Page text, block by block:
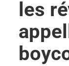
r les